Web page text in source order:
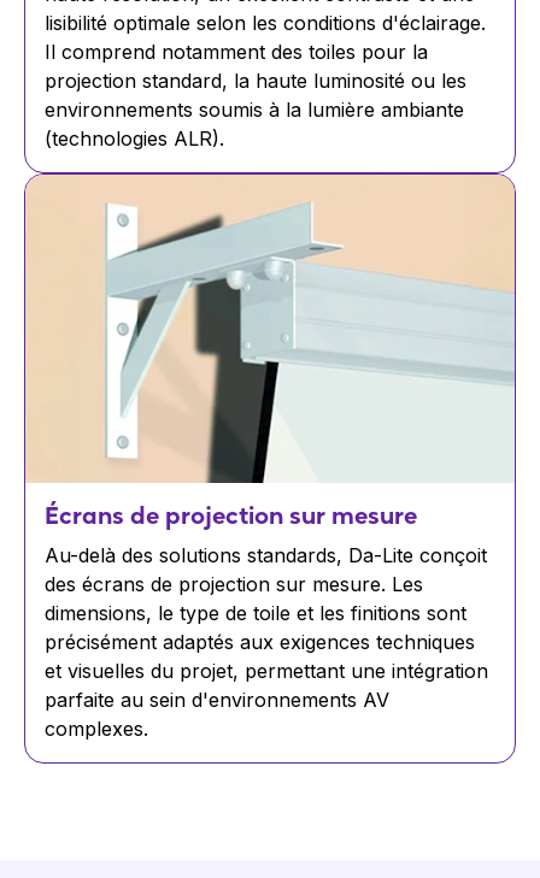
lisibilité optimale selon les conditions d'éclairage.
Il comprend notamment des toiles pour la
projection standard, la haute luminosité ou les
environnements soumis à la lumière ambiante
(technologies ALR).
Écrans de projection sur mesure
Au-delà des solutions standards, Da-Lite conçoit
des écrans de projection sur mesure. Les
dimensions, le type de toile et les finitions sont
précisément adaptés aux exigences techniques
et visuelles du projet, permettant une intégration
parfaite au sein d'environnements AV
complexes.